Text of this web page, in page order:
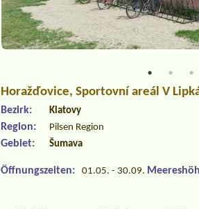
Horažďovice, Sportovní areál V
Bezirk: Klatovy
Region: Pilsen Region
Gebiet: Šumava
Öffnungszeiten: 01.05. - 30.09.